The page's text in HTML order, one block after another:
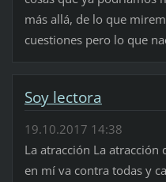
más allá, de lo que
cuestiones pero lo que
Soy lectora
19.10.2017 14:38
La atracción La atracción
en mí va contra todas y